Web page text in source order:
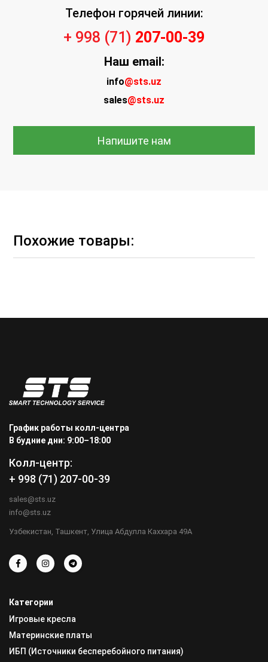
Телефон горячей линии:
+ 998 (71) 207-00-39
Наш email:
info@sts.uz
sales@sts.uz
Напишите нам
Похожие товары:
График работы колл-центра
В будние дни: 9:00–18:00
Колл-центр:
+ 998 (71) 207-00-39
sales@sts.uz
info@sts.uz
Узбекистан, Ташкент, Улица Абдулла Каххара 49А
Категории
Игровые кресла
Материнские платы
ИБП (Источники бесперебойного питания)